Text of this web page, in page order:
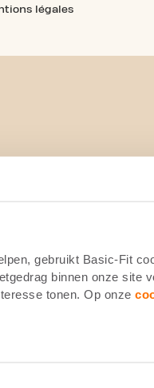
gebruikt Basic-Fit
binnen onze site
tonen. Op onze
légales